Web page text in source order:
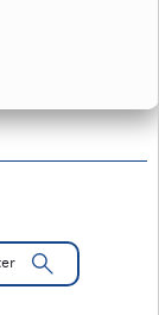
Mit Pfeiltasten